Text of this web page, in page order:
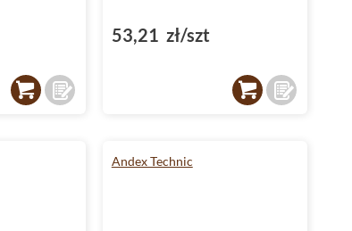
53,21 zł/szt
Andex Technic